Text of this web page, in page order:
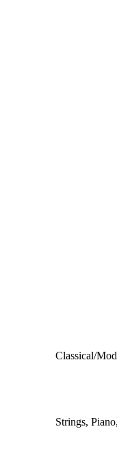
Classical/
Strings,